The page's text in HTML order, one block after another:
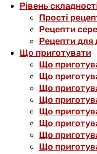
Рівень
Прості
Рецепти
Рецепти для
Що приготувати
Що
Що
Що
Що
Що
Що
Що
Що